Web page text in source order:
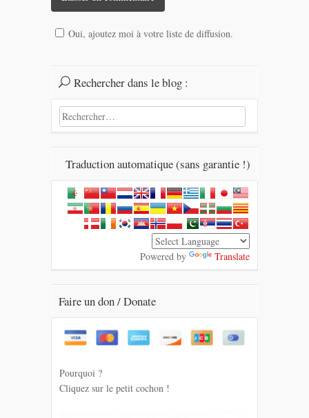
Oui, ajoutez moi à votre liste de diffusion.
Rechercher dans le blog :
Rechercher :
Traduction automatique (sans garantie !)
Powered by Translate
Faire un don / Donate
Pourquoi ?
Cliquez sur le petit cochon !